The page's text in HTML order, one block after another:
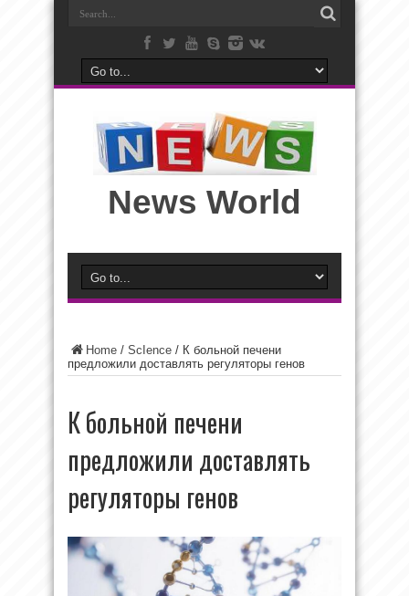
News World
Home / ScIence / К больной печени
предложили доставлять регуляторы генов
К больной печени
предложили доставлять
регуляторы генов